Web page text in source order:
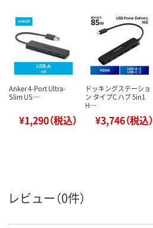
Anker 4-Port Ultra-
Slim US…
¥1,290（税込）
ドッキングステーショ
ン タイプC ハブ 5in1
H…
¥3,746（税込）
レビュー（0件）